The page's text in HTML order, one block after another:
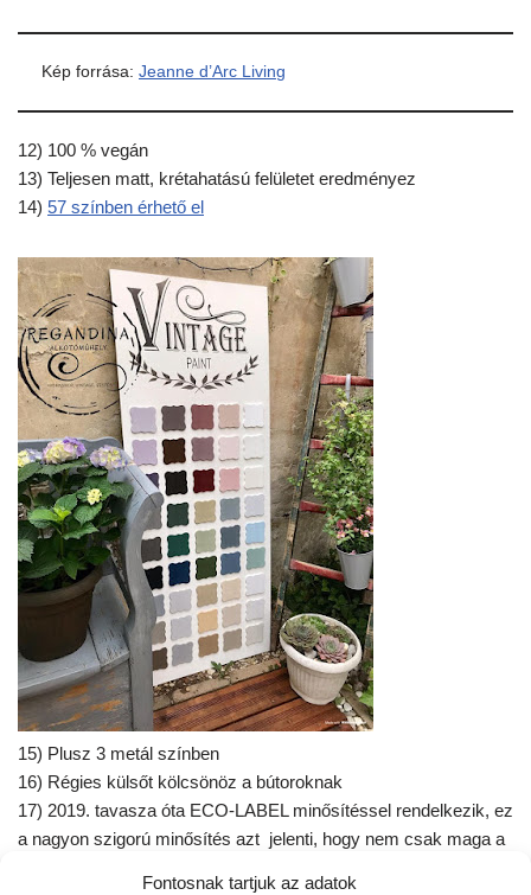
Fontosnak tartjuk az adatok
Kép forrása: Jeanne d’Arc Living
12) 100 % vegán
13) Teljesen matt, krétahatású felületet eredményez
14) 57 színben érhető el
15) Plusz 3 metál színben
16) Régies külsőt kölcsönöz a bútoroknak
17) 2019. tavasza óta ECO-LABEL minősítéssel rendelkezik, ez
a nagyon szigorú minősítés azt jelenti, hogy nem csak maga a